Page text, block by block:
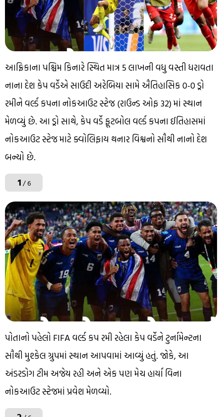
આફ્રિકાના પશ્ચિમ કિનારે સ્થિત માત્ર 5 લાખની વધુ વસ્તી ધરાવતા
નાના દેશ કેપ વર્ડેએ સાઉદી અરેબિયા સામે ઐતિહાસિક 0-0 ડ્રો
રમીને વર્લ્ડ કપના નોકઆઉટ સ્ટેજ (રાઉન્ડ ઓફ 32) માં સ્થાન
મેળવ્યું છે. આ ડ્રો સાથે, કેપ વર્ડે ફૂટબોલ વર્લ્ડ કપના ઈતિહાસમાં
નોકઆઉટ સ્ટેજ માટે ક્વોલિફાય થનાર વિશ્વનો સૌથી નાનો દેશ
બન્યો છે.
1/ 6
પોતાનો પહેલો FIFA વર્લ્ડ કપ રમી રહેલા કેપ વર્ડેને ટુર્નામેન્ટના
સૌથી મુશ્કેલ ગ્રુપમાં સ્થાન આપવામાં આવ્યું હતું. જોકે, આ
અંડરડોગ ટીમ અજેય રહી અને એક પણ મેચ હાર્યા વિના
નોકઆઉટ સ્ટેજમાં પ્રવેશ મેળવ્યો.